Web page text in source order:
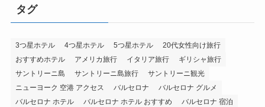
タグ
3つ星ホテル 4つ星ホテル 5つ星ホテル
20代女性向け旅行
おすすめホテル
アメリカ旅行 イタリア旅行
ギリシャ旅行
サントリーニ島
サントリーニ島旅行
サントリーニ観光
ニューヨーク 空港 アクセス
バルセロナ
バルセロナ グルメ
バルセロナ ホテル
バルセロナ ホテル おすすめ
バルセロナ 宿泊